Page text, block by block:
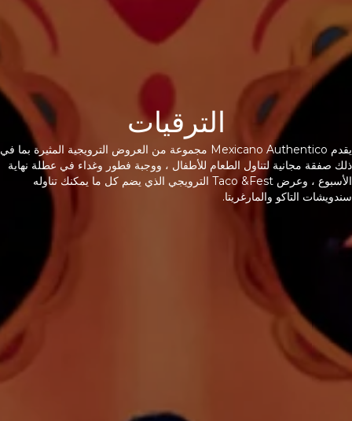
الترقيات
يقدم Mexicano Authentico مجموعة من العروض الترويجية المثيرة بما في
ذلك صفقة مجانية لتناول الطعام للأطفال ، ووجبة فطور وغداء في عطلة نهاية
الأسبوع ، وعرض Taco &Fest الترويجي الذي يضم كل ما يمكنك تناوله
سندويشات التاكو والمارغريتا.